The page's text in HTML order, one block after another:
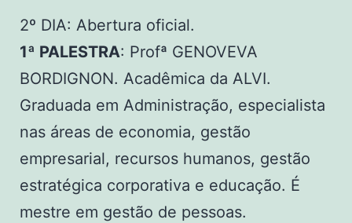
2º DIA: Abertura oficial.
1ª PALESTRA: Profª GENOVEVA
BORDIGNON. Acadêmica da ALVI.
Graduada em Administração, especialista
nas áreas de economia, gestão
empresarial, recursos humanos, gestão
estratégica corporativa e educação. É
mestre em gestão de pessoas.